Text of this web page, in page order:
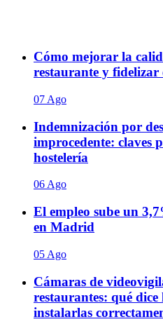
Cómo mejorar la
restaurante y fidelizar
07 Ago
Indemnización por
improcedente: claves
hostelería
06 Ago
El empleo sube un
en Madrid
05 Ago
Cámaras de
restaurantes: qué
instalarlas